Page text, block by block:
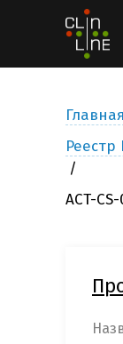
Главная
ACT-